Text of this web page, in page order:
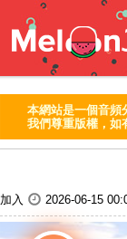
本網站是一個音頻
我們尊重版權，如
加入 2026-06-15